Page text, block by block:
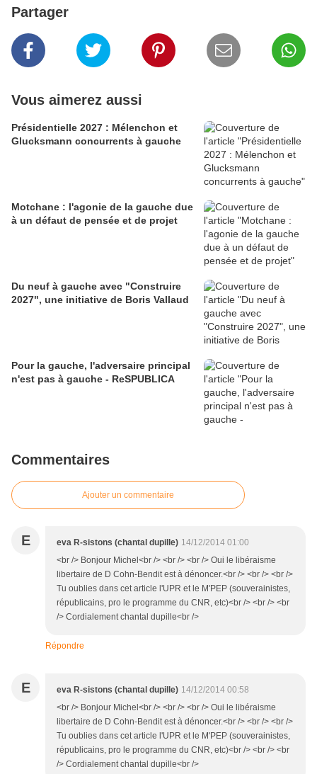
Partager
Vous aimerez aussi
Présidentielle 2027 : Mélenchon et
Glucksmann concurrents à gauche
Motchane : l'agonie de la gauche due
à un défaut de pensée et de projet
Du neuf à gauche avec "Construire
2027", une initiative de Boris Vallaud
Pour la gauche, l'adversaire principal
n'est pas à gauche - ReSPUBLICA
Commentaires
Ajouter un commentaire
E eva R-sistons (chantal dupille) 14/12/2014 01:00
<br /> Bonjour Michel<br /> <br /> <br /> Oui le libéraisme
libertaire de D Cohn-Bendit est à dénoncer.<br /> <br /> <br />
Tu oublies dans cet article l'UPR et le M'PEP (souverainistes,
républicains, pro le programme du CNR, etc)<br /> <br /> <br
/> Cordialement chantal dupille<br />
Répondre
E eva R-sistons (chantal dupille) 14/12/2014 00:58
<br /> Bonjour Michel<br /> <br /> <br /> Oui le libéraisme
libertaire de D Cohn-Bendit est à dénoncer.<br /> <br /> <br />
Tu oublies dans cet article l'UPR et le M'PEP (souverainistes,
républicains, pro le programme du CNR, etc)<br /> <br /> <br
/> Cordialement chantal dupille<br />